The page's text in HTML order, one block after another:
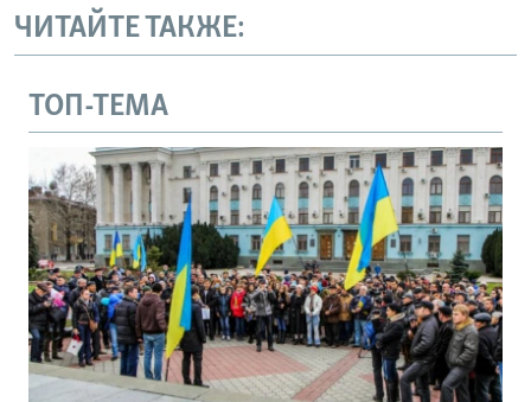
ЧИТАЙТЕ ТАКЖЕ:
ТОП-ТЕМА